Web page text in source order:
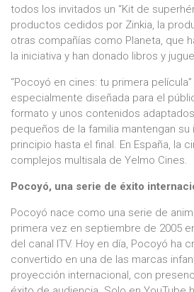
todos los invitados un “Kit de
productos cedidos por Zinkia, la
otras compañías como Planeta, que
la iniciativa y han donado libros y
“Pocoyó en cines: tu primera
especialmente diseñada para el
formato y unos contenidos
pequeños de la familia mantengan
principio hasta el final. En España, la
complejos multisala de Yelmo Cines.
Pocoyó, una serie de éxito
Pocoyó nace como una serie de
primera vez en septiembre de 2005
del canal ITV. Hoy en día, Pocoyó ha
convertido en una de las marcas
proyección internacional, con